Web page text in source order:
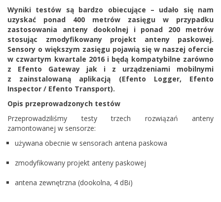
Wyniki testów są bardzo obiecujące – udało się nam
uzyskać ponad 400 metrów zasięgu w przypadku
zastosowania anteny dookolnej i ponad 200 metrów
stosując zmodyfikowany projekt anteny paskowej.
Sensory o większym zasięgu pojawią się w naszej ofercie
w czwartym kwartale 2016 i będą kompatybilne zarówno
z Efento Gateway jak i z urządzeniami mobilnymi
z zainstalowaną aplikacją (Efento Logger, Efento
Inspector / Efento Transport).
Opis przeprowadzonych testów
Przeprowadziliśmy testy trzech rozwiązań anteny
zamontowanej w sensorze:
używana obecnie w sensorach antena paskowa
zmodyfikowany projekt anteny paskowej
antena zewnętrzna (dookolna, 4 dBi)